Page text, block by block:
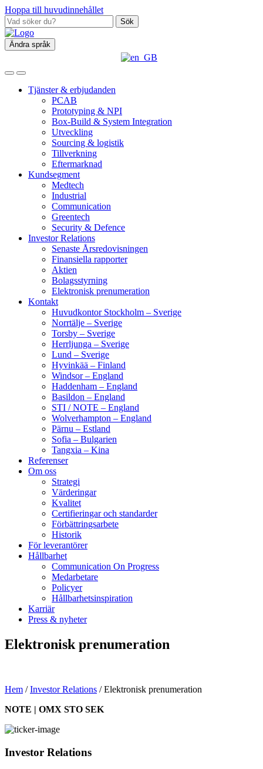
Hoppa till huvudinnehållet
Sök
Ändra språk
Tjänster & erbjudanden
PCAB
Prototyping & NPI
Box‑Build & System Integration
Utveckling
Sourcing & logistik
Tillverkning
Eftermarknad
Kundsegment
Medtech
Industrial
Communication
Greentech
Security & Defence
Investor Relations
Senaste Årsredovisningen
Finansiella rapporter
Aktien
Bolagsstyrning
Elektronisk prenumeration
Kontakt
Huvudkontor Stockholm – Sverige
Norrtälje – Sverige
Torsby – Sverige
Herrljunga – Sverige
Lund – Sverige
Hyvinkää – Finland
Windsor – England
Haddenham – England
Basildon – England
STI / NOTE – England
Wolverhampton – England
Pärnu – Estland
Sofia – Bulgarien
Tangxia – Kina
Referenser
Om oss
Strategi
Värderingar
Kvalitet
Certifieringar och standarder
Förbättringsarbete
Historik
För leverantörer
Hållbarhet
Communication On Progress
Medarbetare
Policyer
Hållbarhetsinspiration
Karriär
Press & nyheter
Elektronisk prenumeration
Hem /Investor Relations /Elektronisk prenumeration
NOTE | OMX STO SEK
Investor Relations